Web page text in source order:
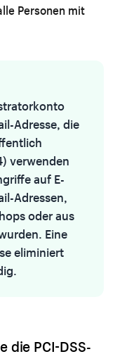
Personen mit
Adresse, die
verwenden
auf E-
Adressen,
oder aus
Eine
eliminiert
die PCI-DSS-